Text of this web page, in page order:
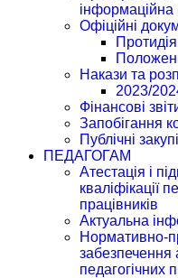
інформаційна
Офіційні
Накази та
2023/
Фінансові
Запобігання
Публічні
ПЕДАГОГАМ
Атестація і
кваліфікації
працівників
Актуальна
Нормативно-
забезпечення
педагогічних